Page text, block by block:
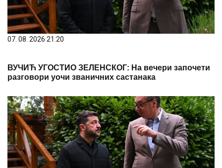
07. 08. 2026 21:20
ВУЧИЋ УГОСТИО ЗЕЛЕНСКОГ: На вечери започети
разговори уочи званичних састанака